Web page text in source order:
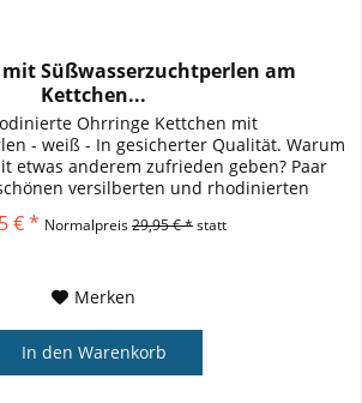
Süßwasserzuchtperlen am
Kettchen...
Ohrringe Kettchen mit
- weiß - In gesicherter Qualität. Warum
etwas anderem zufrieden geben? Paar
versilberten und rhodinierten
Ohrringe mit einer...
€ * Normalpreis29,95 € *statt
Merken
In den Warenkorb